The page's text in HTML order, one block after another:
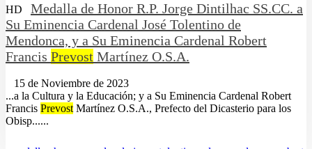
HD
Medalla de Honor R.P. Jorge Dintilhac SS.CC. a
Su Eminencia Cardenal José Tolentino de
Mendonca, y a Su Eminencia Cardenal Robert
Francis Prevost Martínez O.S.A.
15 de Noviembre de 2023
...a la Cultura y la Educación; y a Su Eminencia Cardenal Robert
Francis Prevost Martínez O.S.A., Prefecto del Dicasterio para los
Obisp......